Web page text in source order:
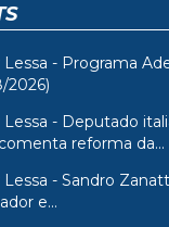
- Programa
2026)
- Deputado
reforma da...
- Sandro
e...